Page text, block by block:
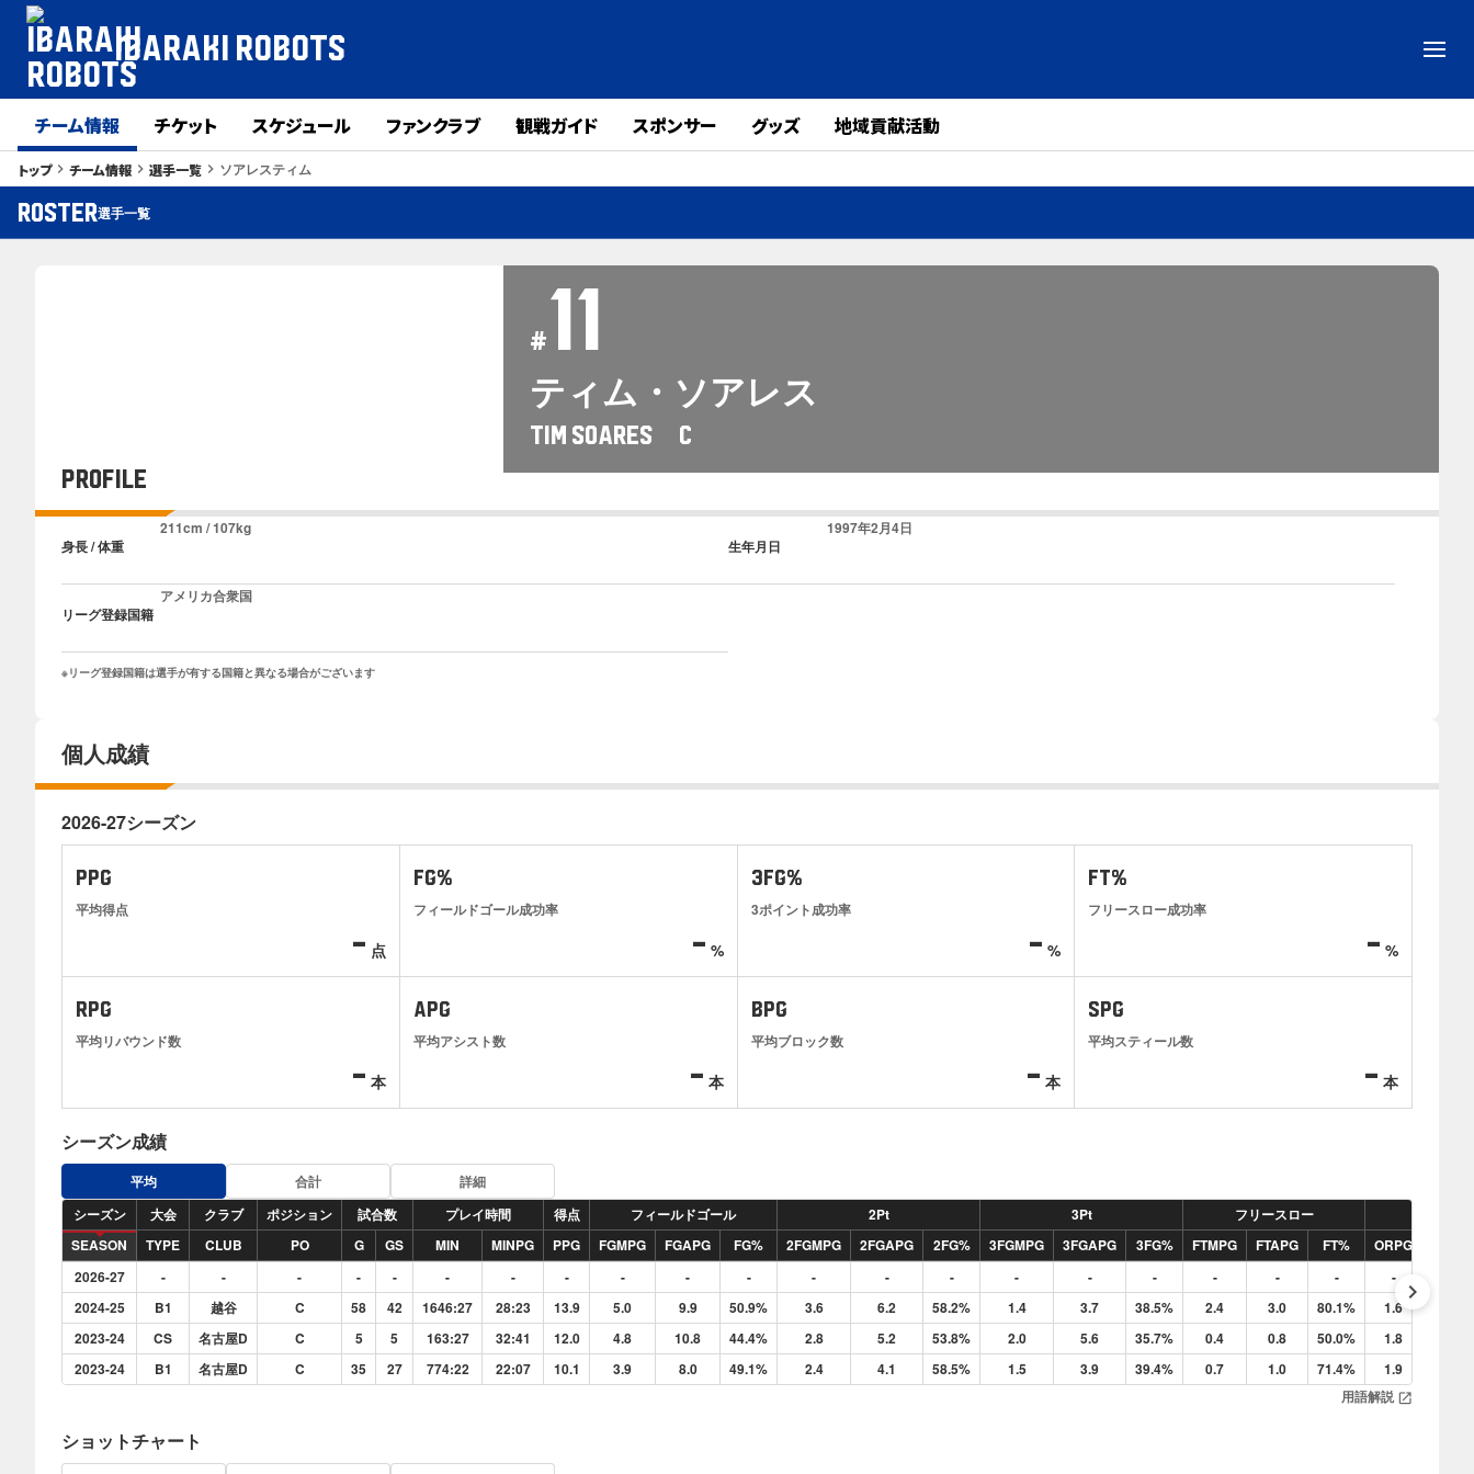
IBARAKI ROBOTS
チーム情報 チケット スケジュール ファンクラブ 観戦ガイド スポンサー グッズ 地域貢献活動
トップkeyboard_arrow_right チーム情報 keyboard_arrow_right 選手一覧 keyboard_arrow_right ソアレスティム
ROSTER選手一覧
#11
ティム・ソアレス
TIM SOARES C
PROFILE
身長 / 体重
211cm / 107kg
生年月日
1997年2月4日
リーグ登録国籍
アメリカ合衆国
※リーグ登録国籍は選手が有する国籍と異なる場合がございます
個人成績
2026-27シーズン
PPG
平均得点
- 点
FG%
フィールドゴール成功率
- %
3FG%
3ポイント成功率
- %
FT%
フリースロー成功率
- %
RPG
平均リバウンド数
- 本
APG
平均アシスト数
- 本
BPG
平均ブロック数
- 本
SPG
平均スティール数
- 本
シーズン成績
平均 合計
詳細
シーズン
大会 クラブ ポジション 試合数 プレイ時間 得点 フィールドゴール 2Pt 3Pt フリースロー
SEASON
TYPE CLUB PO G GS MIN MINPG PPG FGMPG FGAPG FG% 2FGMPG 2FGAPG 2FG% 3FGMPG 3FGAPG 3FG% FTMPG FTAPG FT% ORPG
2026-27
- - - - - - - - - - - - - - - - - - - - -
2024-25
B1 越谷 C 58 42 1646:27 28:23 13.9 5.0 9.9 50.9% 3.6 6.2 58.2% 1.4 3.7 38.5% 2.4 3.0 80.1% 1.6
2023-24
CS 名古屋D C 5 5 163:27 32:41 12.0 4.8 10.8 44.4% 2.8 5.2 53.8% 2.0 5.6 35.7% 0.4 0.8 50.0% 1.8
2023-24
B1 名古屋D C 35 27 774:22 22:07 10.1 3.9 8.0 49.1% 2.4 4.1 58.5% 1.5 3.9 39.4% 0.7 1.0 71.4% 1.9
keyboard_arrow_right
用語解説 open_in_new
ショットチャート